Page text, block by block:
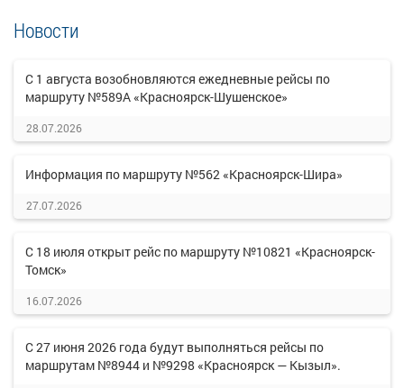
Новости
С 1 августа возобновляются ежедневные рейсы по
маршруту №589А «Красноярск-Шушенское»
28.07.2026
Информация по маршруту №562 «Красноярск-Шира»
27.07.2026
С 18 июля открыт рейс по маршруту №10821 «Красноярск-
Томск»
16.07.2026
С 27 июня 2026 года будут выполняться рейсы по
маршрутам №8944 и №9298 «Красноярск — Кызыл».